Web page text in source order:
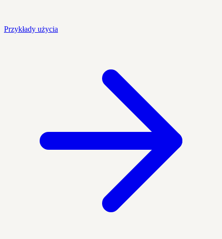
Przykłady użycia